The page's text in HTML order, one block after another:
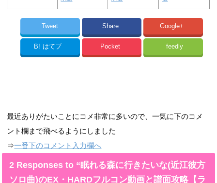
Tweet Share Google+
B! はてブ Pocket feedly
最近ありがたいことにコメ非常に多いので、一気に下のコメ
ント欄まで飛べるようにしました
⇒一番下のコメント入力欄へ
2 Responses to “眠れる森に行きたいな(近江彼方
ソロ曲)のEX・HARDフルコン動画と譜面攻略【ラ